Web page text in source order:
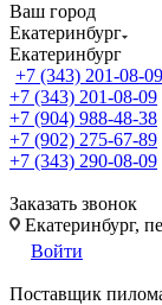
Ваш город
Екатеринбург
Екатеринбург
+7 (343) 201-08-09
+7 (343) 201-08-09
+7 (904) 988-48-38
+7 (902) 275-67-89
+7 (343) 290-08-09
Заказать звонок
Екатеринбург,
Войти
Поставщик